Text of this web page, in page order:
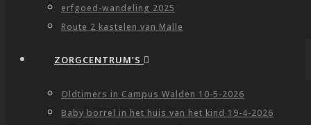
erfgoed-wandeling 2025
Route 2 kastelen van Malle
ZORGCENTRUM’S
Oldtimers in Campus Walden 10-5-2026
Baby borrel in het huis van het kind 19-4-2026